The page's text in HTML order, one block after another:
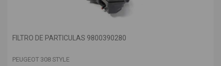
FILTRO DE PARTICULAS 9800390280
PEUGEOT 308 STYLE